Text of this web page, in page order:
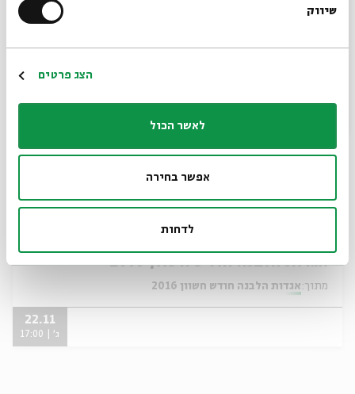
שיווק
הצג פרטים
לאשר הכול
אפשר בחירה
לדחות
אגדות הלבנה חודש חשוון 2016
מתוך: אגדות הלבנה חודש חשוון 2016
22.11
ג' | 17:00